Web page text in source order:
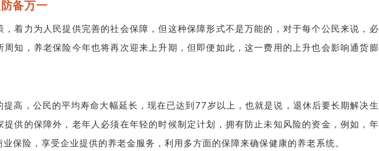
备万一
，着力为人民提供完善的社会保障，但这种保障形式不是万能的，对于每个公民来说，必
周知，养老保险今年也将再次迎来上升期，但即便如此，这一费用的上升也会影响通货膨
提高，公民的平均寿命大幅延长，现在已达到77岁以上，也就是说，退休后要长期解决生
提供的保障外，老年人必须在年轻的时候制定计划，拥有防止未知风险的资金，例如，年
保险，享受企业提供的养老金服务，利用多方面的保障来确保健康的养老系统。